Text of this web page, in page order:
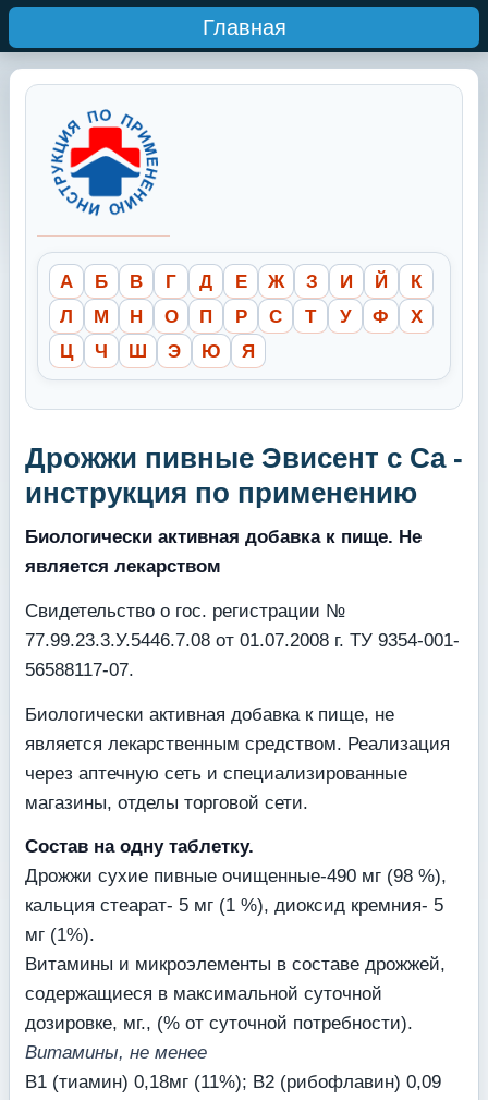
Главная
А Б В Г Д Е Ж З И Й
К
Л
М Н О П Р С Т У Ф
Х
Ц
Ч Ш Э Ю Я
Дрожжи пивные Эвисент с Ca -
инструкция по применению
Биологически активная добавка к пище. Не
является лекарством
Свидетельство о гос. регистрации №
77.99.23.3.У.5446.7.08 от 01.07.2008 г. ТУ 9354-001-
56588117-07.
Биологически активная добавка к пище, не
является лекарственным средством. Реализация
через аптечную сеть и специализированные
магазины, отделы торговой сети.
Состав на одну таблетку.
Дрожжи сухие пивные очищенные-490 мг (98 %),
кальция стеарат- 5 мг (1 %), диоксид кремния- 5
мг (1%).
Витамины и микроэлементы в составе дрожжей,
содержащиеся в максимальной суточной
дозировке, мг., (% от суточной потребности).
Витамины, не менее
В1 (тиамин) 0,18мг (11%); В2 (рибофлавин) 0,09